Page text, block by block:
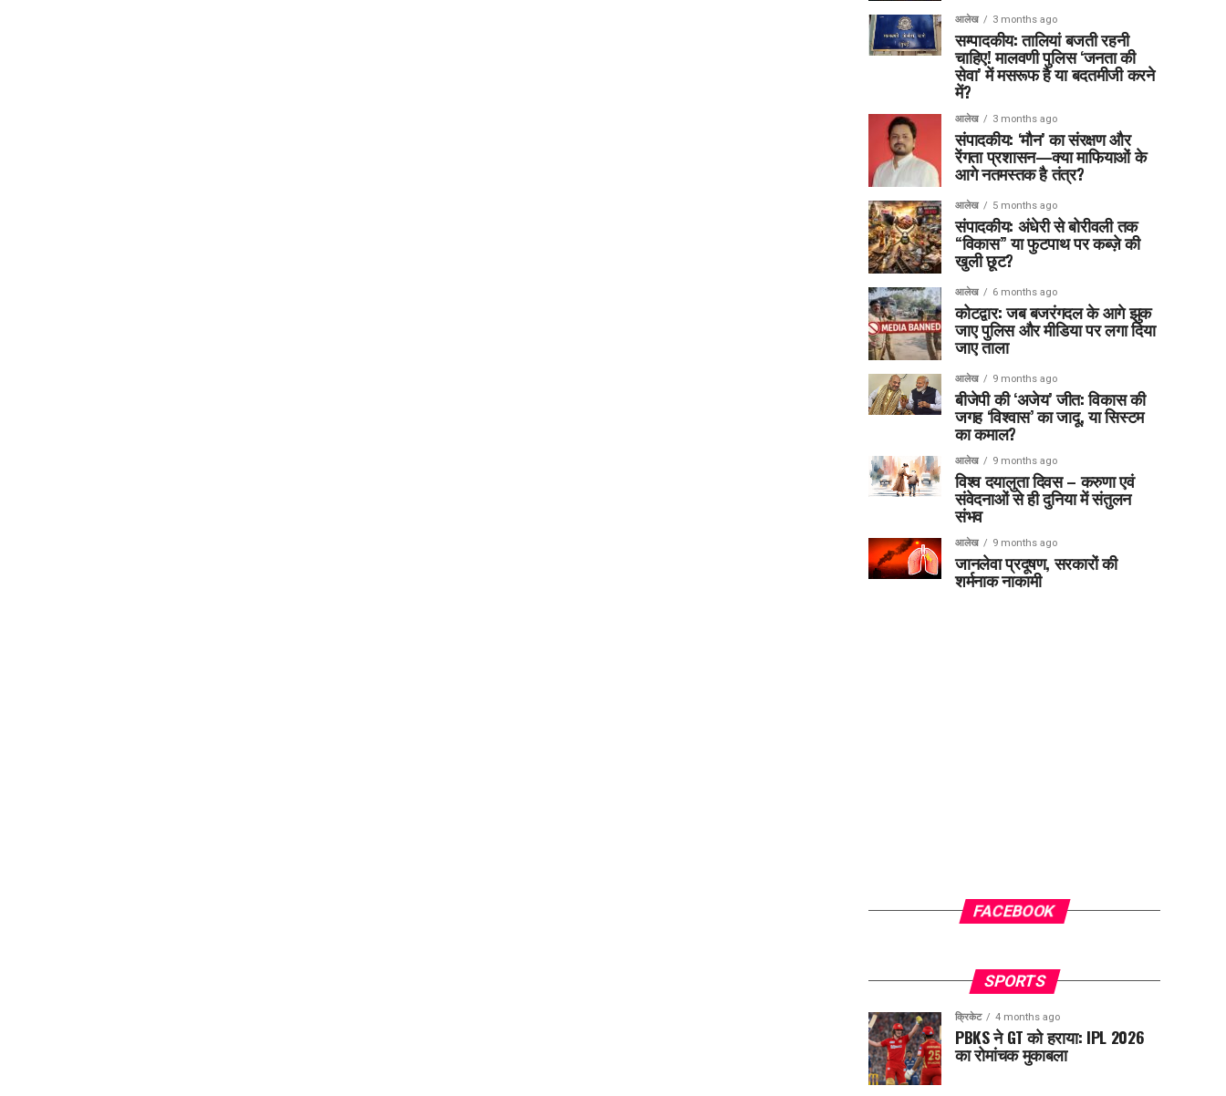
आलेख 3 months ago
सम्पादकीय: तालियां बजती रहनी
चाहिए! मालवणी पुलिस ‘जनता की
सेवा’ में मसरूफ है या बदतमीजी करने
में?
आलेख 3 months ago
संपादकीय: ‘मौन’ का संरक्षण और
रेंगता प्रशासन—क्या माफियाओं के
आगे नतमस्तक है तंत्र?
आलेख 5 months ago
संपादकीय: अंधेरी से बोरीवली तक
“विकास” या फुटपाथ पर कब्ज़े की
खुली छूट?
आलेख 6 months ago
कोटद्वार: जब बजरंगदल के आगे झुक
जाए पुलिस और मीडिया पर लगा दिया
जाए ताला
आलेख 9 months ago
बीजेपी की ‘अजेय’ जीत: विकास की
जगह ‘विश्वास’ का जादू, या सिस्टम
का कमाल?
आलेख 9 months ago
विश्व दयालुता दिवस – करुणा एवं
संवेदनाओं से ही दुनिया में संतुलन
संभव
आलेख 9 months ago
जानलेवा प्रदूषण, सरकारों की
शर्मनाक नाकामी
FACEBOOK
SPORTS
क्रिकेट 4 months ago
PBKS ने GT को हराया: IPL 2026
का रोमांचक मुकाबला